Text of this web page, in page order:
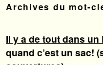
Archives du mot-
Il y a de tout dans
quand c’est un sac!